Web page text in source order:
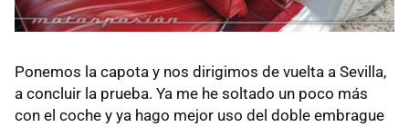
Ponemos la capota y nos dirigimos de vuelta a Sevilla,
a concluir la prueba. Ya me he soltado un poco más
con el coche y ya hago mejor uso del doble embrague